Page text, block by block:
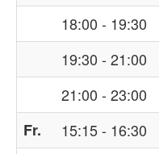
18:00 - 19:30
19:30 - 21:00
21:00 - 23:00
Fr.
15:15 - 16:30